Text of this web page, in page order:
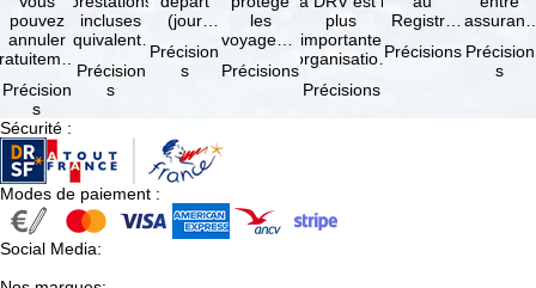
pouvez
annuler
suivant
la
à …
Précision
s
incluses
équivalentes
réserve de
disponibilités,
Précision
s
(jour
d'arrivée),
tous les
domaines
Précision
s
les
voyageurs
réservent
Précisions
plus
importante
organisation
professionnels
Précisions
Registre
Opérateurs
Précisions
et
Précision
s
Sécurité :
Modes de paiement :
Social Media: